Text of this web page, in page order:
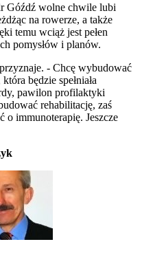
Góźdź wolne chwile lubi
na rowerze, a także
temu wciąż jest pełen
pomysłów i planów.
- Chcę wybudować
będzie spełniała
pawilon profilaktyki
rehabilitację, zaś
o immunoterapię. Jeszcze